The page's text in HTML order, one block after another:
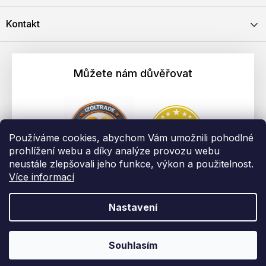
Používáme cookies, abychom Vám umožnili pohodlné
prohlížení webu a díky analýze provozu webu
neustále zlepšovali jeho funkce, výkon a použitelnost.
Více informací
Nastavení
Souhlasím
Kontakt
Můžete nám důvěřovat
Vytvořil Shoptet
vyhrazena.